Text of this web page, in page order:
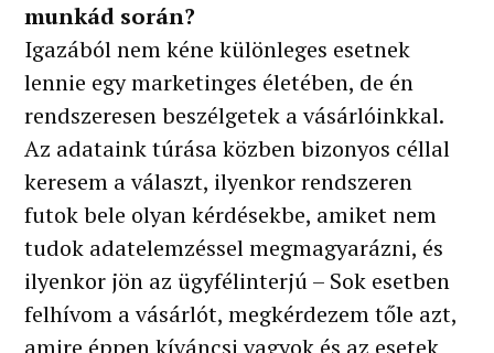
munkád során?
Igazából nem kéne különleges esetnek
lennie egy marketinges életében, de én
rendszeresen beszélgetek a vásárlóinkkal.
Az adataink túrása közben bizonyos céllal
keresem a választ, ilyenkor rendszeren
futok bele olyan kérdésekbe, amiket nem
tudok adatelemzéssel megmagyarázni, és
ilyenkor jön az ügyfélinterjú – Sok esetben
felhívom a vásárlót, megkérdezem tőle azt,
amire éppen kíváncsi vagyok és az esetek